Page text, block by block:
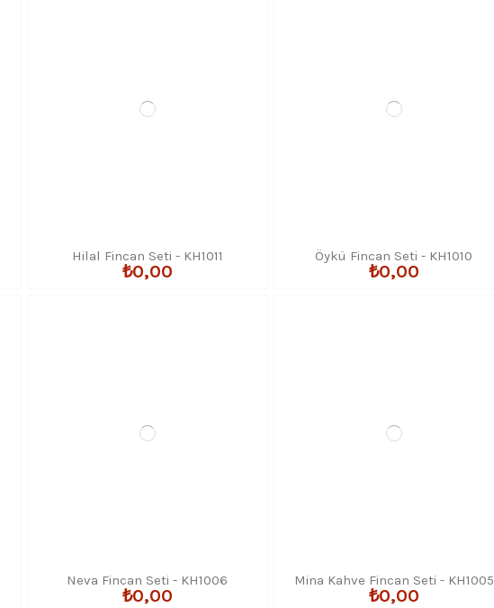
Hilal Fincan Seti - KH1011
₺0,00
Öykü Fincan Seti - KH1010
₺0,00
Neva Fincan Seti - KH1006
₺0,00
Mina Kahve Fincan Seti - KH1005
₺0,00